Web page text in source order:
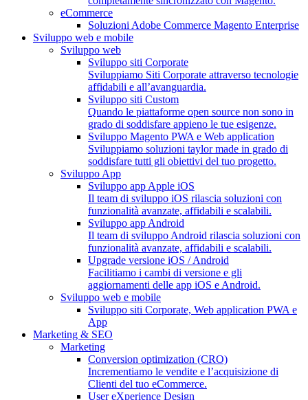
eCommerce
Soluzioni Adobe Commerce Magento Enterprise
Sviluppo web e mobile
Sviluppo web
Sviluppo siti Corporate
Sviluppiamo Siti Corporate attraverso tecnologie
affidabili e all’avanguardia.
Sviluppo siti Custom
Quando le piattaforme open source non sono in
grado di soddisfare appieno le tue esigenze.
Sviluppo Magento PWA e Web application
Sviluppiamo soluzioni taylor made in grado di
soddisfare tutti gli obiettivi del tuo progetto.
Sviluppo App
Sviluppo app Apple iOS
Il team di sviluppo iOS rilascia soluzioni con
funzionalità avanzate, affidabili e scalabili.
Sviluppo app Android
Il team di sviluppo Android rilascia soluzioni con
funzionalità avanzate, affidabili e scalabili.
Upgrade versione iOS / Android
Facilitiamo i cambi di versione e gli
aggiornamenti delle app iOS e Android.
Sviluppo web e mobile
Sviluppo siti Corporate, Web application PWA e
App
Marketing & SEO
Marketing
Conversion optimization (CRO)
Incrementiamo le vendite e l’acquisizione di
Clienti del tuo eCommerce.
User eXperience Design